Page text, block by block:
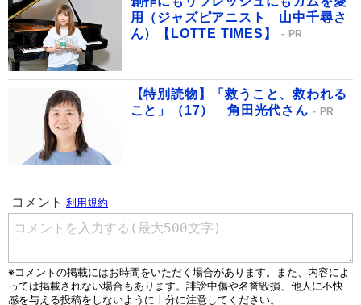
用（ジャズピアニスト 山中千尋さ
ん）【LOTTE TIMES】
PR
【特別読物】「救うこと、救われる
こと」（17） 角田光代さん
PR